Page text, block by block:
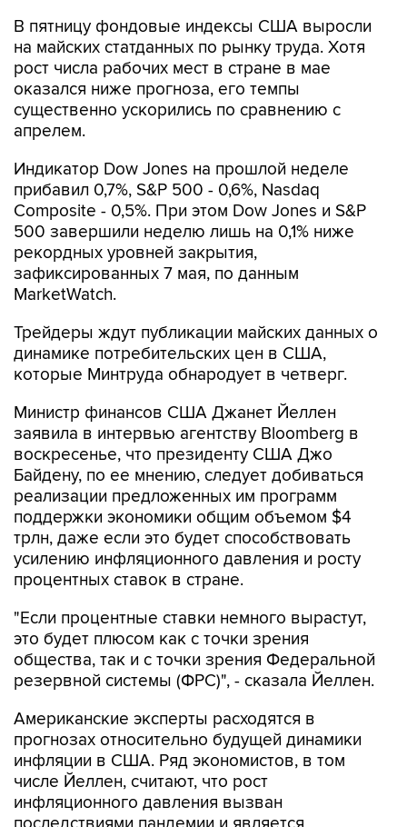
В пятницу фондовые индексы США выросли
на майских статданных по рынку труда. Хотя
рост числа рабочих мест в стране в мае
оказался ниже прогноза, его темпы
существенно ускорились по сравнению с
апрелем.
Индикатор Dow Jones на прошлой неделе
прибавил 0,7%, S&P 500 - 0,6%, Nasdaq
Composite - 0,5%. При этом Dow Jones и S&P
500 завершили неделю лишь на 0,1% ниже
рекордных уровней закрытия,
зафиксированных 7 мая, по данным
MarketWatch.
Трейдеры ждут публикации майских данных о
динамике потребительских цен в США,
которые Минтруда обнародует в четверг.
Министр финансов США Джанет Йеллен
заявила в интервью агентству Bloomberg в
воскресенье, что президенту США Джо
Байдену, по ее мнению, следует добиваться
реализации предложенных им программ
поддержки экономики общим объемом $4
трлн, даже если это будет способствовать
усилению инфляционного давления и росту
процентных ставок в стране.
"Если процентные ставки немного вырастут,
это будет плюсом как с точки зрения
общества, так и с точки зрения Федеральной
резервной системы (ФРС)", - сказала Йеллен.
Американские эксперты расходятся в
прогнозах относительно будущей динамики
инфляции в США. Ряд экономистов, в том
числе Йеллен, считают, что рост
инфляционного давления вызван